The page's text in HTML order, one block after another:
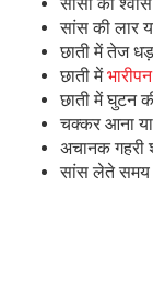
सांसों की
सांस की लार
छाती में तेज
छाती मेंभारीपन
छाती में घुटन
चक्कर आना
अचानक गहरी
सांस लेते समय